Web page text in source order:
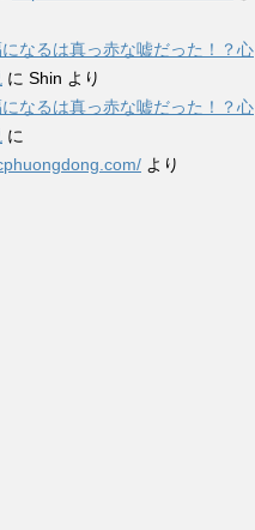
なるは真っ赤な嘘だった！？心
に Shin より
なるは真っ赤な嘘だった！？心
に
より